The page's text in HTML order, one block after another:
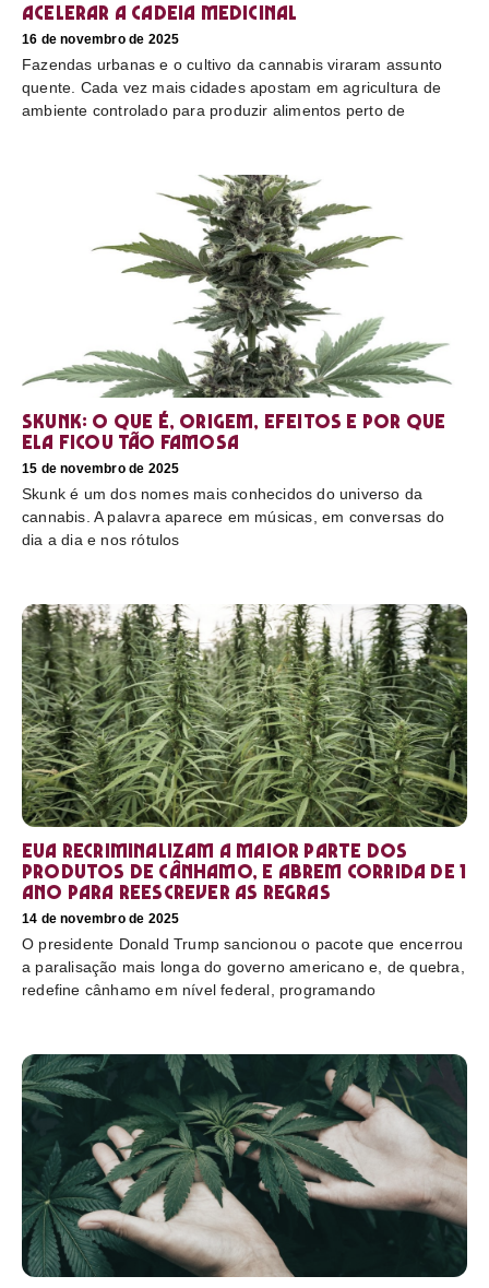
acelerar a cadeia medicinal
16 de novembro de 2025
Fazendas urbanas e o cultivo da cannabis viraram assunto
quente. Cada vez mais cidades apostam em agricultura de
ambiente controlado para produzir alimentos perto de
Skunk: o que é, origem, efeitos e por que
ela ficou tão famosa
15 de novembro de 2025
Skunk é um dos nomes mais conhecidos do universo da
cannabis. A palavra aparece em músicas, em conversas do
dia a dia e nos rótulos
EUA recriminalizam a maior parte dos
produtos de cânhamo, e abrem corrida de 1
ano para reescrever as regras
14 de novembro de 2025
O presidente Donald Trump sancionou o pacote que encerrou
a paralisação mais longa do governo americano e, de quebra,
redefine cânhamo em nível federal, programando